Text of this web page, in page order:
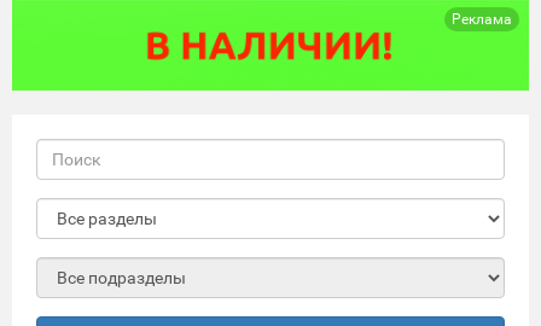
Реклама